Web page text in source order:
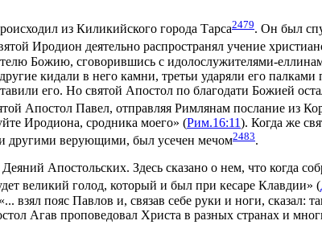
из Киликийского города Тарса2479. Он был
Иродион деятельно распространял учение
Божию, сговорившись с идолослужителями-
кидали в него камни, третьи ударяли его
его. Но святой Апостол по благодати Божией
Апостол Павел, отправляя Римлянам послание из
Иродиона, сродника моего» (Рим.16:11). Когда же
другими верующими, был усечен мечом2483.
Апостольских. Здесь сказано о нем, что когда
великий голод, который и был при кесаре Клавдии» (
«... взял пояс Павлов и, связав себе руки и ноги, сказал:
Агав проповедовал Христа в разных странах и